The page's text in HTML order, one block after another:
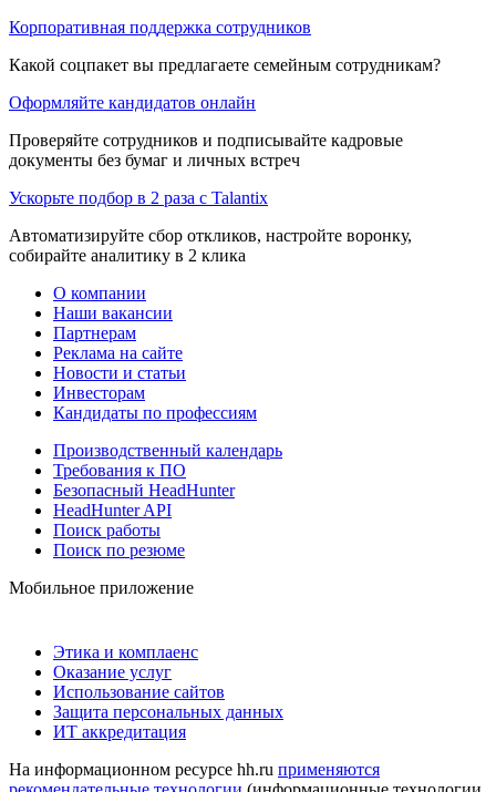
Корпоративная поддержка сотрудников
Какой соцпакет вы предлагаете семейным сотрудникам?
Оформляйте кандидатов онлайн
Проверяйте сотрудников и подписывайте кадровые
документы без бумаг и личных встреч
Ускорьте подбор в 2 раза с Talantix
Автоматизируйте сбор откликов, настройте воронку,
собирайте аналитику в 2 клика
О компании
Наши вакансии
Партнерам
Реклама на сайте
Новости и статьи
Инвесторам
Кандидаты по профессиям
Производственный календарь
Требования к ПО
Безопасный HeadHunter
HeadHunter API
Поиск работы
Поиск по резюме
Мобильное приложение
Этика и комплаенс
Оказание услуг
Использование сайтов
Защита персональных данных
ИТ аккредитация
На информационном ресурсе hh.ru применяются